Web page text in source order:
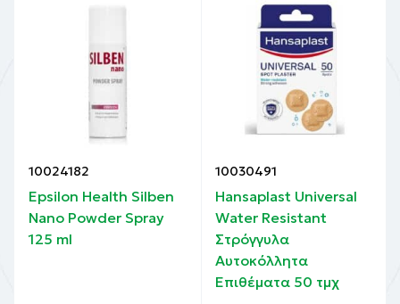
10024182
Epsilon Health Silben
Nano Powder Spray
125 ml
10030491
Hansaplast Universal
Water Resistant
Στρόγγυλα
Αυτοκόλλητα
Επιθέματα 50 τμχ